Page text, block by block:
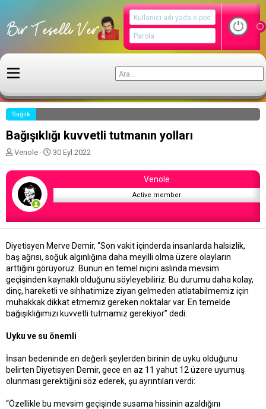
Sağlık
Bağışıklığı kuvvetli tutmanın yolları
K
o
n
u
u
a
l
a
t
a
n
Venole
B
a
ş
n
ı
t
a
r
i
h
i
30 Eyl 2022
Venole
Active member
Diyetisyen Merve Demir, “Son vakit içinderda insanlarda halsizlik,
baş ağrısı, soğuk algınlığına daha meyilli olma üzere olayların
arttığını görüyoruz. Bunun en temel niçini aslında mevsim
geçişinden kaynaklı olduğunu söyleyebiliriz. Bu durumu daha kolay,
dinç, hareketli ve sıhhatimize ziyan gelmeden atlatabilmemiz için
muhakkak dikkat etmemiz gereken noktalar var. En temelde
bağışıklığımızı kuvvetli tutmamız gerekiyor” dedi.
Uyku ve su önemli
İnsan bedeninde en değerli şeylerden birinin de uyku olduğunu
belirten Diyetisyen Demir, gece en az 11 yahut 12 üzere uyumuş
olunması gerektiğini söz ederek, şu ayrıntıları verdi:
“Özellikle bu mevsim geçişinde susama hissinin azaldığını